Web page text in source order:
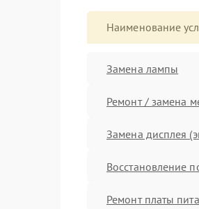
Наименование
Замена лампы
Ремонт / замена
Замена дисплея
Восстановление
Ремонт платы